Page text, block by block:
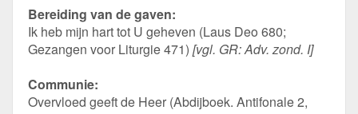
Bereiding van de gaven:
Ik heb mijn hart tot U geheven (Laus Deo 680;
Gezangen voor Liturgie 471) [vgl. GR: Adv. zond. I]
Communie:
Overvloed geeft de Heer (Abdijboek. Antifonale 2,